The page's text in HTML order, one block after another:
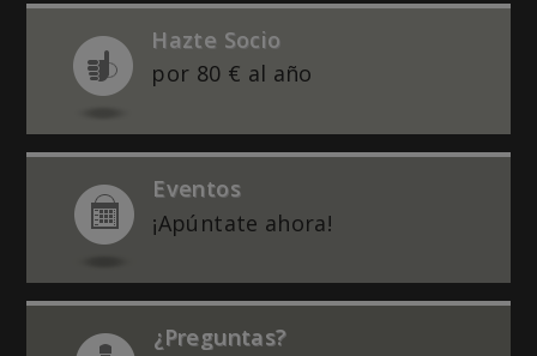
Hazte Socio
por 80 € al año
Eventos
¡Apúntate ahora!
¿Preguntas?